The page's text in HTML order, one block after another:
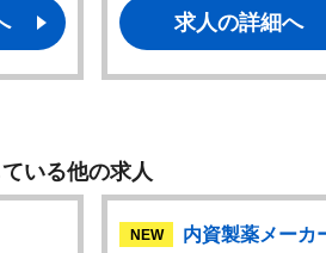
求人の詳細へ
いる他の求人
NEW
内資製薬メーカ